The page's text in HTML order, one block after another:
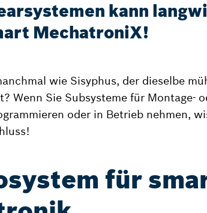
kann
MechatroniX!
wie Sisyphus, der dieselbe
Wenn Sie Subsysteme für Montage-
oder in Betrieb nehmen,
für